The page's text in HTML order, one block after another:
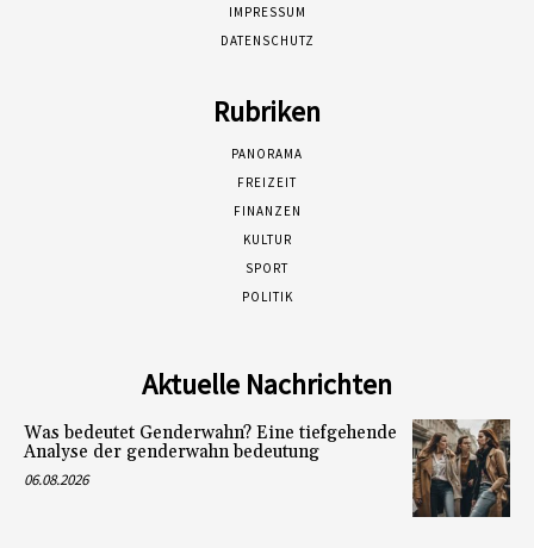
IMPRESSUM
DATENSCHUTZ
Rubriken
PANORAMA
FREIZEIT
FINANZEN
KULTUR
SPORT
POLITIK
Aktuelle Nachrichten
Was bedeutet Genderwahn? Eine tiefgehende
Analyse der genderwahn bedeutung
06.08.2026